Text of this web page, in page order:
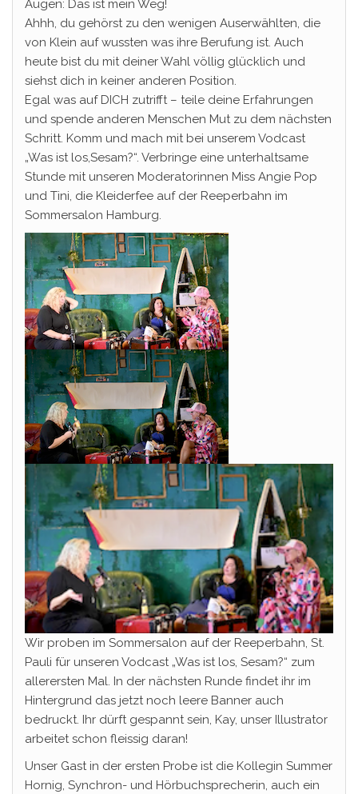
Augen: Das ist mein Weg!
Ahhh, du gehörst zu den wenigen Auserwählten, die
von Klein auf wussten was ihre Berufung ist. Auch
heute bist du mit deiner Wahl völlig glücklich und
siehst dich in keiner anderen Position.
Egal was auf DICH zutrifft – teile deine Erfahrungen
und spende anderen Menschen Mut zu dem nächsten
Schritt. Komm und mach mit bei unserem Vodcast
„Was ist los,Sesam?“. Verbringe eine unterhaltsame
Stunde mit unseren Moderatorinnen Miss Angie Pop
und Tini, die Kleiderfee auf der Reeperbahn im
Sommersalon Hamburg.
Wir proben im Sommersalon auf der Reeperbahn, St.
Pauli für unseren Vodcast „Was ist los, Sesam?“ zum
allerersten Mal. In der nächsten Runde findet ihr im
Hintergrund das jetzt noch leere Banner auch
bedruckt. Ihr dürft gespannt sein, Kay, unser Illustrator
arbeitet schon fleissig daran!
Unser Gast in der ersten Probe ist die Kollegin Summer
Hornig, Synchron- und Hörbuchsprecherin, auch ein